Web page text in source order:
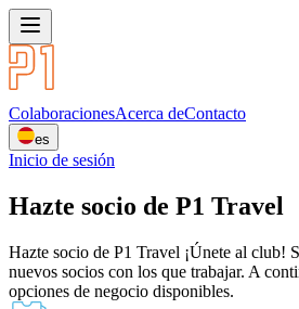
ColaboracionesAcerca deContacto
es
Inicio de sesión
Hazte socio de P1 Travel
Hazte socio de P1 Travel ¡Únete al club!
nuevos socios con los que trabajar. A
opciones de negocio disponibles.